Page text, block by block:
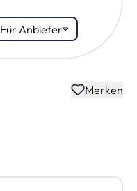
Für Anbieter
Merken